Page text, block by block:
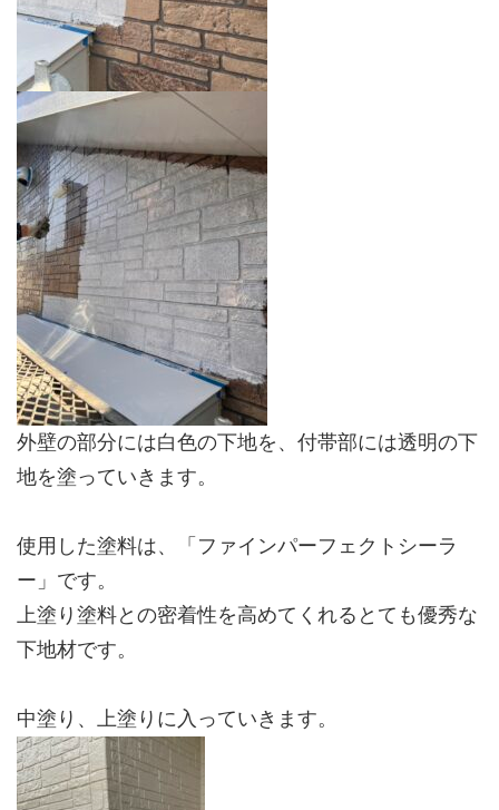
外壁の部分には白色の下地を、付帯部には透明の下
地を塗っていきます。
使用した塗料は、「ファインパーフェクトシーラ
ー」です。
上塗り塗料との密着性を高めてくれるとても優秀な
下地材です。
中塗り、上塗りに入っていきます。